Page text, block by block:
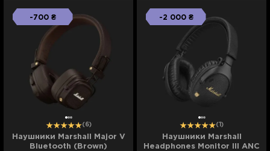
-700 ₴
(6)
Наушники Marshall Major V
Bluetooth (Brown)
-2 000 ₴
(1)
Наушники Marshall
Headphones Monitor III ANC